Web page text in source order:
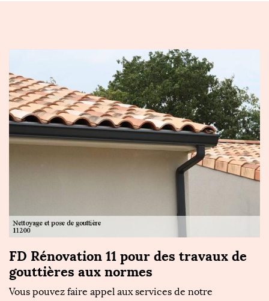
FD Rénovation 11 pour des travaux de
gouttières aux normes
Vous pouvez faire appel aux services de notre